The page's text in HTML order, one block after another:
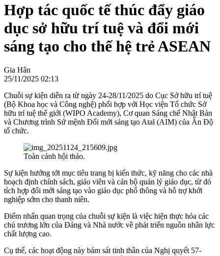
Hợp tác quốc tế thúc đẩy giáo
dục sở hữu trí tuệ và đổi mới
sáng tạo cho thế hệ trẻ ASEAN
Gia Hân
25/11/2025 02:13
Chuỗi sự kiện diễn ra từ ngày 24-28/11/2025 do Cục Sở hữu trí tuệ
(Bộ Khoa học và Công nghệ) phối hợp với Học viện Tổ chức Sở
hữu trí tuệ thế giới (WIPO Academy), Cơ quan Sáng chế Nhật Bản
và Chương trình Sứ mệnh Đổi mới sáng tạo Atal (AIM) của Ấn Độ
tổ chức.
Toàn cảnh hội thảo.
Sự kiện hướng tới mục tiêu trang bị kiến thức, kỹ năng cho các nhà
hoạch định chính sách, giáo viên và cán bộ quản lý giáo dục, từ đó
tích hợp đổi mới sáng tạo vào giáo dục phổ thông và hỗ trợ khởi
nghiệp sớm cho thanh niên.
Điểm nhấn quan trọng của chuỗi sự kiện là việc hiện thực hóa các
chủ trương lớn của Đảng và Nhà nước về phát triển nguồn nhân lực
chất lượng cao.
Cụ thể, các hoạt động này bám sát tinh thần của Nghị quyết 57-